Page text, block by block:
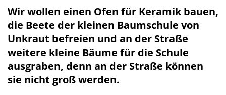
Wir wollen einen Ofen für Keramik bauen,
die Beete der kleinen Baumschule von
Unkraut befreien und an der Straße
weitere kleine Bäume für die Schule
ausgraben, denn an der Straße können
sie nicht groß werden.